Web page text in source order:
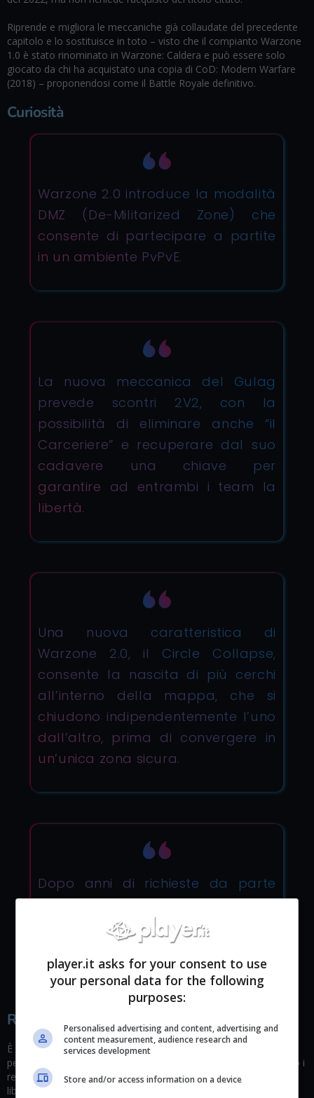
Riprende e migliora le meccaniche già collaudate del precedente
capitolo e lo sostituisce in toto – visto che il compianto Warzone
1.0 è stato rinominato in Warzone: Caldera e può essere solo
giocato da chi ha acquistato una copia di CoD: Modern Warfare
(2018) – proponendosi come il Battle Royale definitivo.
Curiosità
Warzone 2.0 introduce la modalità
DMZ (De-Militarized Zone) che
consente di partecipare a partite
in un ambiente PvPvE.
La nuova meccanica del Gulag
prevede scontri 2V2, con la
possibilità di eliminare anche “il
Carceriere” e recuperare dal suo
cadavere una chiave per
garantire ad entrambi i team la
libertà.
Una nuova caratteristica di
Warzone 2.0, il Circle Collapse,
consente la nascita di più cerchi
all’interno della mappa, che si
chiudono indipendentemente l’uno
dall’altro, prima di convergere in
un’unica zona sicura.
Dopo anni di richieste da parte
della Community, arrivano
finalmente le Partite in Terza
Requisiti per il gioco su PC
È risaputo che Warzone non è sinonimo di “ottimizzazione
perfetta”, che si tratti di gioco su PC o su Console. Qui di seguito i
requisiti Minimi e Consigliati per il gioco su PC Windows. Pronti a
liberare spazio sul vostro SSD?
player.it asks for your consent to use
your personal data for the following
purposes:
Personalised advertising and content, advertising and
content measurement, audience research and
services development
Store and/or access information on a device